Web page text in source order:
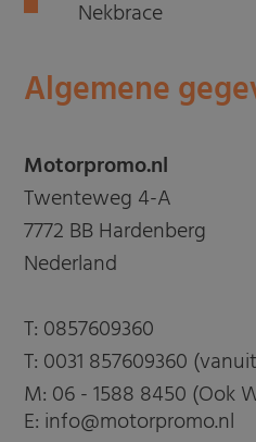
Nekbrace
Algemene
Motorpromo.nl
Twenteweg 4-A
7772 BB Hardenberg
Nederland
T: 0857609360
T: 0031 857609360
M: 06 - 1588 8450 (Ook
E: info@motorpromo.nl